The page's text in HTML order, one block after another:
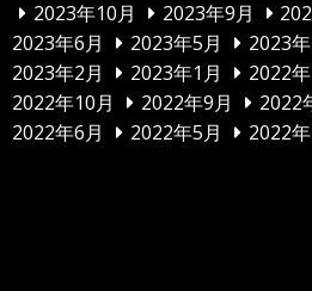
2023年10月
2023年9月
2023年6月
2023年5月 2023
2023年2月
2023年1月 2022
2022年10月
2022年9月 2022
2022年6月
2022年5月 2022